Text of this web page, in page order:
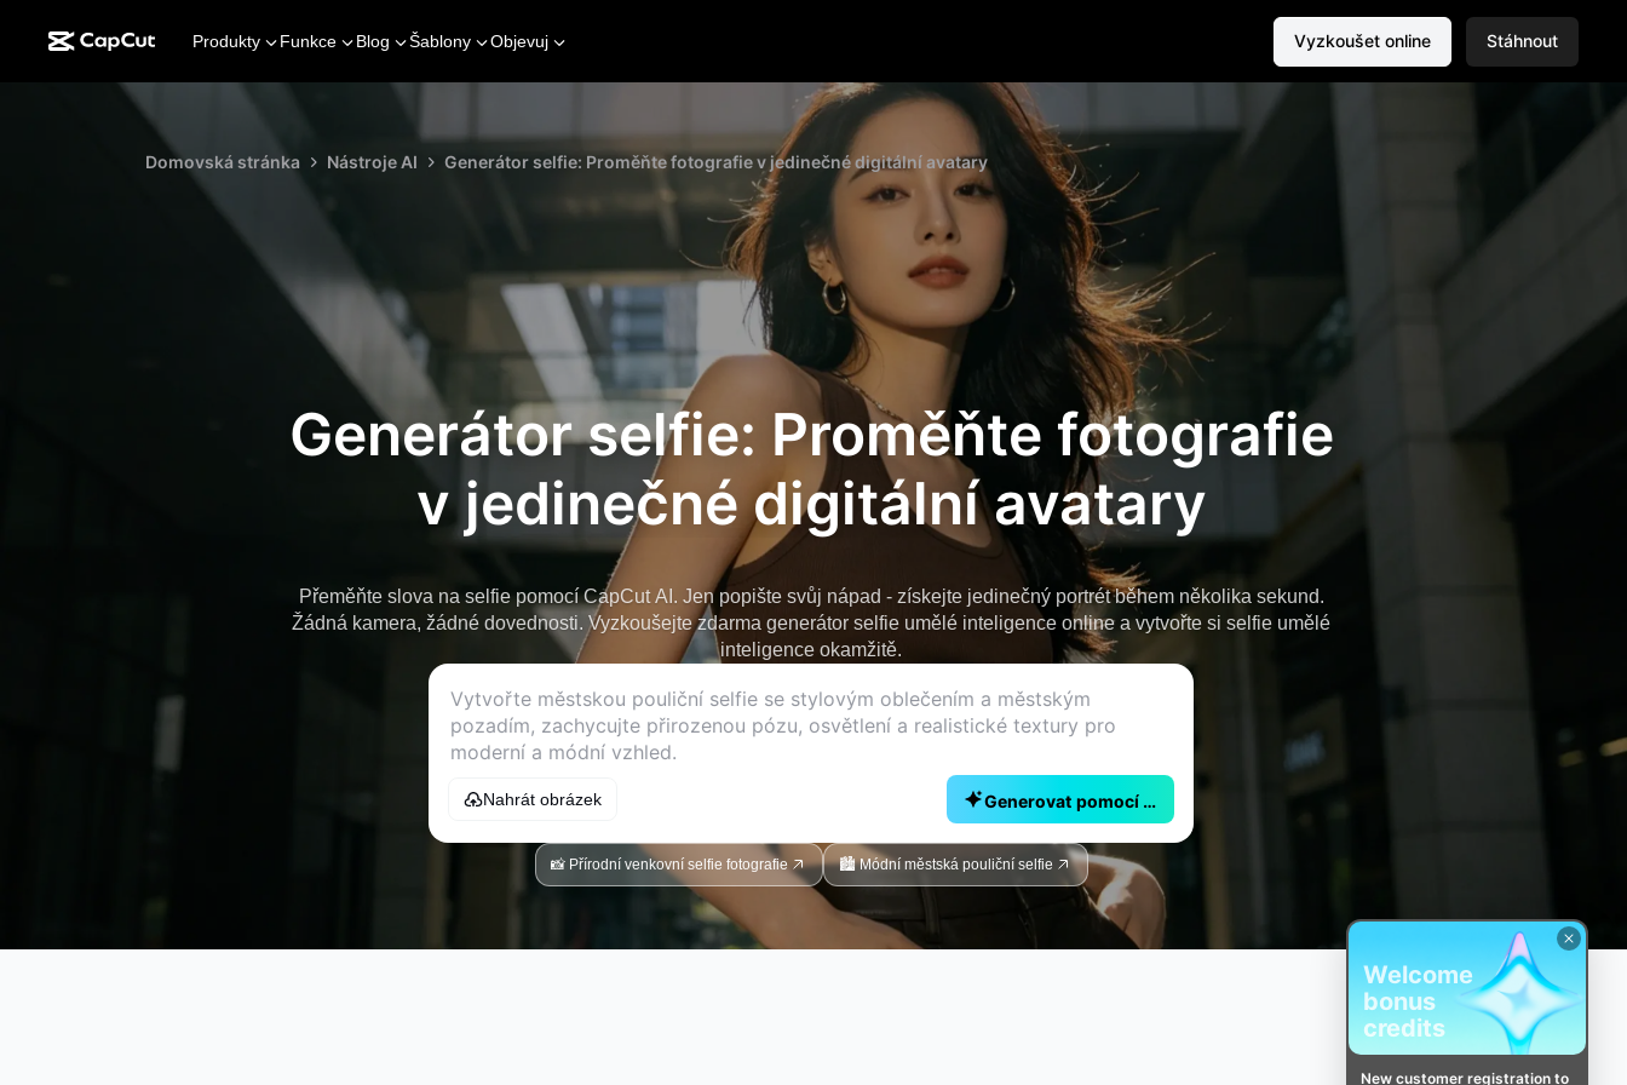
Produkty Funkce Blog Šablony Objevuj Vyzkoušet online Stáhnout
Domovská stránka Nástroje AI Generátor selfie: Proměňte fotografie v jedinečné digitální avatary
Generátor selfie: Proměňte fotografie
v jedinečné digitální avatary
Přeměňte slova na selfie pomocí CapCut AI. Jen popište svůj nápad - získejte jedinečný portrét během několika sekund.
Žádná kamera, žádné dovednosti. Vyzkoušejte zdarma generátor selfie umělé inteligence online a vytvořte si selfie umělé
inteligence okamžitě.
Nahrát obrázek Generovat pomocí CapCut
📸 Přírodní venkovní selfie fotografie 🏙️ Módní městská pouliční selfie
Welcome
bonus
credits
New customer registration to